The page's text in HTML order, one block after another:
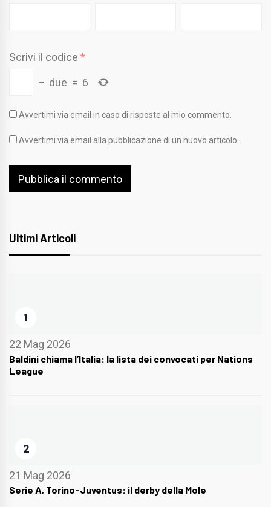
Scrivi il codice *
− due = 6
Avvertimi via email in caso di risposte al mio commento.
Avvertimi via email alla pubblicazione di un nuovo articolo.
Ultimi Articoli
1
22 Mag 2026
Baldini chiama l’Italia: la lista dei convocati per Nations
League
2
21 Mag 2026
Serie A, Torino-Juventus: il derby della Mole